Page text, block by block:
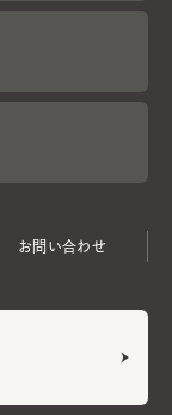
お問い合わせ